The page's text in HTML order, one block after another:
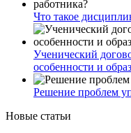
Что такое
Ученический
особенности и
Решение проблем
Новые статьи